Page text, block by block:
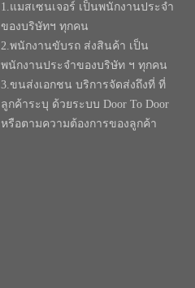
1.แมสเซนเจอร์ เป็นพนักงานประจำ
ของบริษัทฯ ทุกคน
2.พนักงานขับรถ ส่งสินค้า เป็น
พนักงานประจำของบริษัท ฯ ทุกคน
3.ขนส่งเอกชน บริการจัดส่งถึงที่ ที่
ลูกค้าระบุ ด้วยระบบ Door To Door
หรือตามความต้องการของลูกค้า